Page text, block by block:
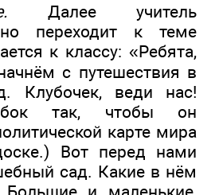
Далее учитель
переходит к теме
к классу: «Ребята,
с путешествия в
Клубочек, веди нас!
так, чтобы он
карте мира
Вот перед нами
сад. Какие в нём